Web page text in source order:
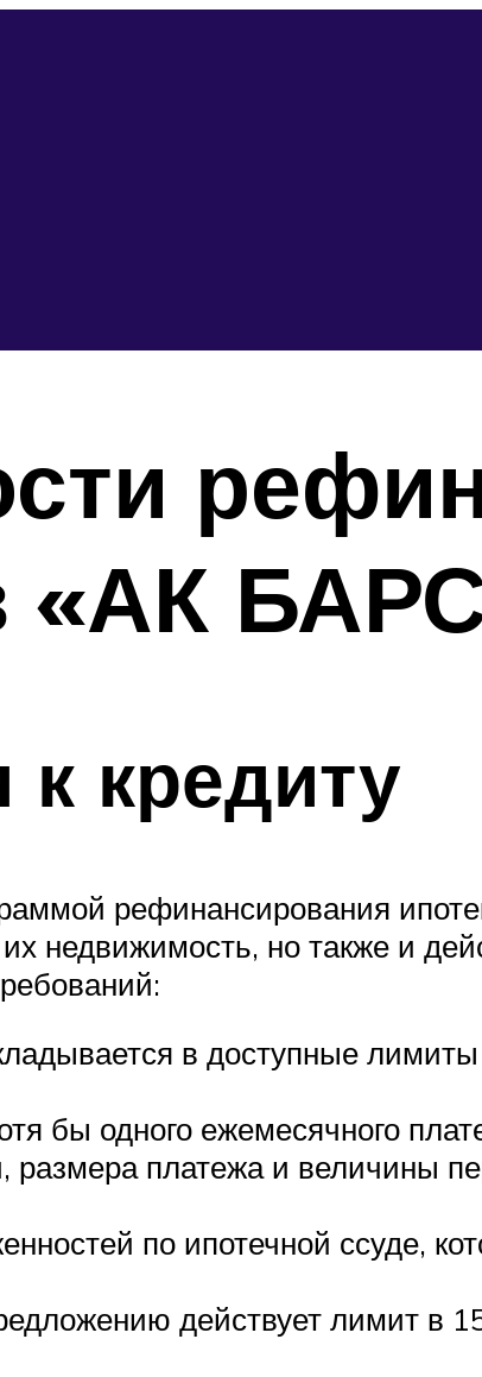
«АК
кредиту
рефинансирования
недвижимость, но также и
в доступные
бы одного ежемесячного
размера платежа и величины
по ипотечной ссуде,
действует лимит в